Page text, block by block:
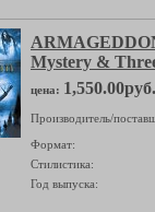
Mystery &
цена: 1,550.00руб.
Производитель/
Формат:
Стилистика:
Год выпуска: